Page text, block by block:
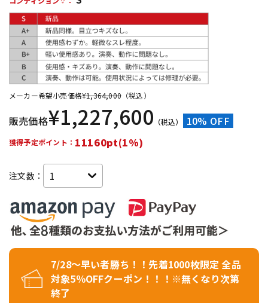
メーカー希望小売価格¥1,364,000 （税込）
販売価格¥1,227,600 （税込） 10% OFF
獲得予定ポイント： 11160pt(1%)
注文数：
7/28～早い者勝ち！！先着1000枚限定 全品
対象5％OFFクーポン！！！※無くなり次第
終了